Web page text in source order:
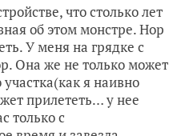
что столько лет
об этом монстре. Нор
У меня на грядке с
Она же не только может
я наивно
прилететь… у нее
только с